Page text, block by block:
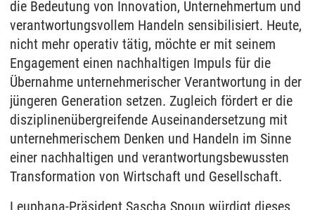
die Bedeutung von Innovation, Unternehmertum und
verantwortungsvollem Handeln sensibilisiert. Heute,
nicht mehr operativ tätig, möchte er mit seinem
Engagement einen nachhaltigen Impuls für die
Übernahme unternehmerischer Verantwortung in der
jüngeren Generation setzen. Zugleich fördert er die
disziplinenübergreifende Auseinandersetzung mit
unternehmerischem Denken und Handeln im Sinne
einer nachhaltigen und verantwortungsbewussten
Transformation von Wirtschaft und Gesellschaft.
Leuphana-Präsident Sascha Spoun würdigt dieses